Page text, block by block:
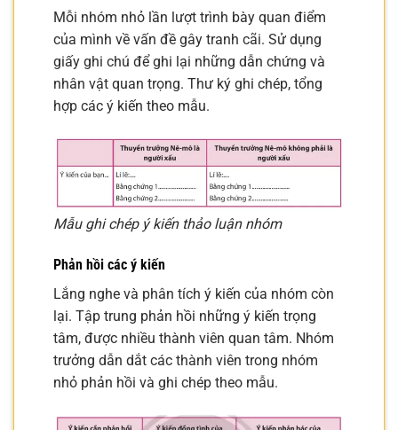
Mỗi nhóm nhỏ lần lượt trình bày quan điểm
của mình về vấn đề gây tranh cãi. Sử dụng
giấy ghi chú để ghi lại những dẫn chứng và
nhân vật quan trọng. Thư ký ghi chép, tổng
hợp các ý kiến theo mẫu.
Mẫu ghi chép ý kiến thảo luận nhóm
Phản hồi các ý kiến
Lắng nghe và phân tích ý kiến của nhóm còn
lại. Tập trung phản hồi những ý kiến trọng
tâm, được nhiều thành viên quan tâm. Nhóm
trưởng dẫn dắt các thành viên trong nhóm
nhỏ phản hồi và ghi chép theo mẫu.